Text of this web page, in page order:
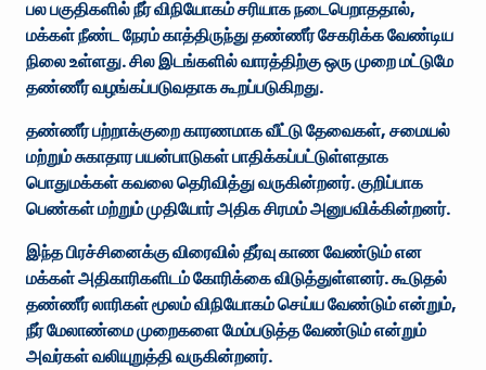
பல பகுதிகளில் நீர் விநியோகம் சரியாக நடைபெறாததால்,
மக்கள் நீண்ட நேரம் காத்திருந்து தண்ணீர் சேகரிக்க வேண்டிய
நிலை உள்ளது. சில இடங்களில் வாரத்திற்கு ஒரு முறை மட்டுமே
தண்ணீர் வழங்கப்படுவதாக கூறப்படுகிறது.
தண்ணீர் பற்றாக்குறை காரணமாக வீட்டு தேவைகள், சமையல்
மற்றும் சுகாதார பயன்பாடுகள் பாதிக்கப்பட்டுள்ளதாக
பொதுமக்கள் கவலை தெரிவித்து வருகின்றனர். குறிப்பாக
பெண்கள் மற்றும் முதியோர் அதிக சிரமம் அனுபவிக்கின்றனர்.
இந்த பிரச்சினைக்கு விரைவில் தீர்வு காண வேண்டும் என
மக்கள் அதிகாரிகளிடம் கோரிக்கை விடுத்துள்ளனர். கூடுதல்
தண்ணீர் லாரிகள் மூலம் விநியோகம் செய்ய வேண்டும் என்றும்,
நீர் மேலாண்மை முறைகளை மேம்படுத்த வேண்டும் என்றும்
அவர்கள் வலியுறுத்தி வருகின்றனர்.